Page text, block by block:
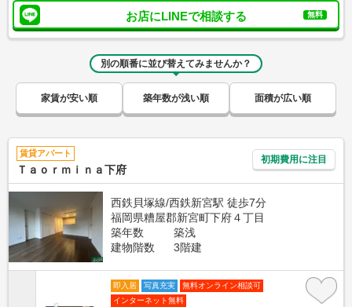
お店にLINEで相談する 無料
別の順番に並び替えてみませんか？
家賃が安い順 築年数が浅い順 面積が広い順
賃貸アパート
Ｔａｏｒｍｉｎａ下府
初期費用に注目
西鉄貝塚線/西鉄新宮駅 徒歩7分
福岡県糟屋郡新宮町下府４丁目
築年数
築浅
建物階数
3階建
即入居 写真充実
無料オンライン相談可
インターネット無料